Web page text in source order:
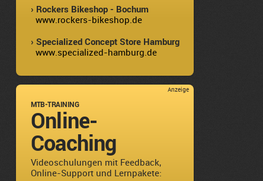
› Rockers Bikeshop - Bochum
www.rockers-bikeshop.de
› Specialized Concept Store Hamburg
www.specialized-hamburg.de
Anzeige
MTB-TRAINING
Online-
Coaching
Videoschulungen mit Feedback,
Online-Support und Lernpakete: